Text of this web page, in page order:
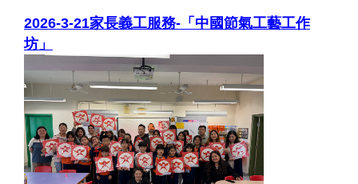
2026-3-21家長義工服務-「中國節氣工藝工作
坊」